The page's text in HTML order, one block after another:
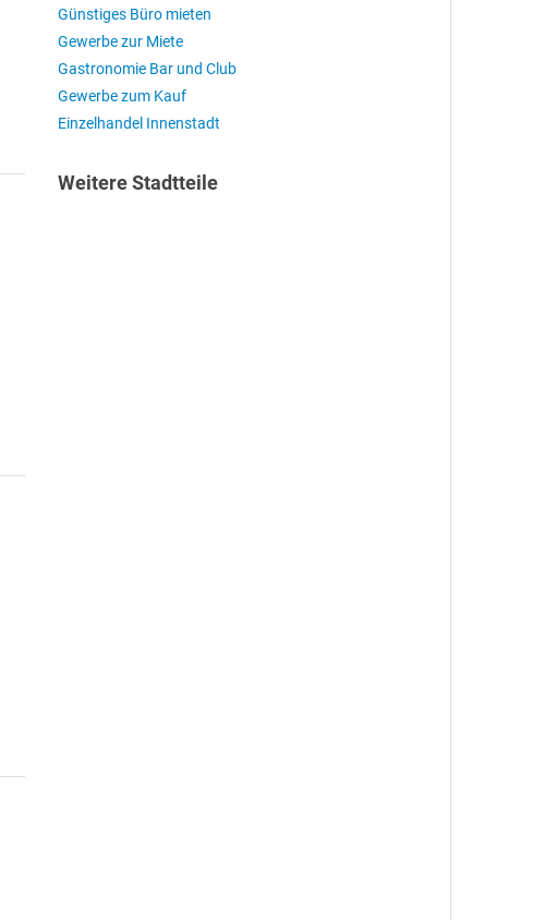
Günstiges Büro mieten
Gewerbe zur Miete
Gastronomie Bar und Club
Gewerbe zum Kauf
Einzelhandel Innenstadt
Weitere Stadtteile